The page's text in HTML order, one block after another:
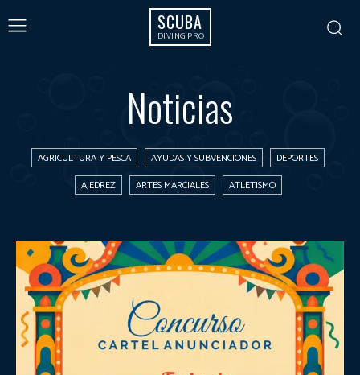
SCUBA
DIVING PRO
Noticias
AGRICULTURA Y PESCA AYUDAS Y SUBVENCIONES
DEPORTES
AJEDREZ
ARTES MARCIALES ATLETISMO